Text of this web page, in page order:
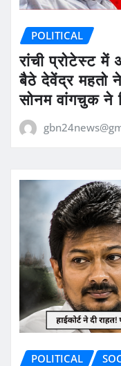
POLITICAL
रांची प्रोटेस्ट
बैठे देवेंद्र महतो
सोनम वांगचुक ने
POLITICAL